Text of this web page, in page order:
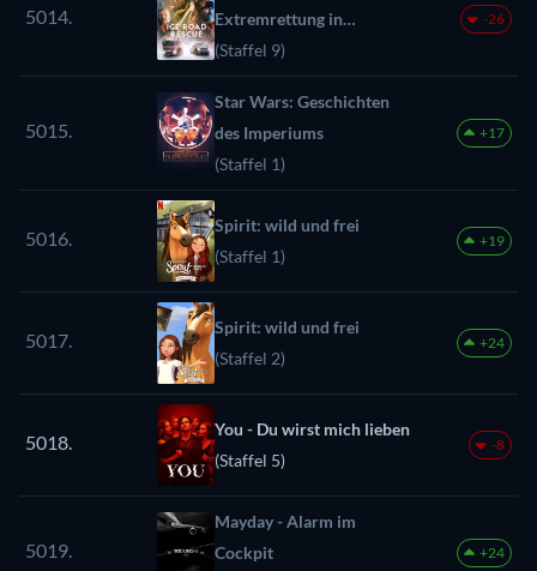
5014.
Extremrettung in
Norwegen
(Staffel 9)
-26
5015.
Star Wars: Geschichten
des Imperiums
(Staffel 1)
+17
5016.
Spirit: wild und frei
(Staffel 1)
+19
5017.
Spirit: wild und frei
(Staffel 2)
+24
5018.
You - Du wirst mich lieben
(Staffel 5)
-8
5019.
Mayday - Alarm im
Cockpit
+24